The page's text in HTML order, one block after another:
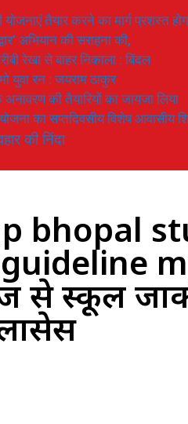
तैयार करने का मार्ग प्रशस्त
अभियान की सराहना की,
रेखा से बाहर निकाला : बिंदल
युवा रन : जयराम ठाकुर
की तैयारियों का जायजा लिया
का सप्तदिवसीय विशेष आवासीय
की निंदा
bhopal
से स्कूल